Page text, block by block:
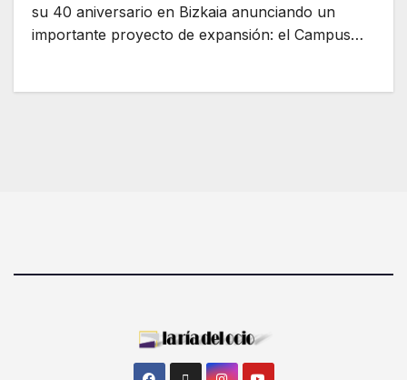
su 40 aniversario en Bizkaia anunciando un
importante proyecto de expansión: el Campus…